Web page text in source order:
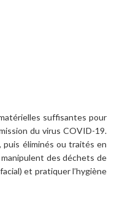
suffisantes pour
du virus COVID-19.
éliminés ou traités en
des déchets de
et pratiquer l’hygiène